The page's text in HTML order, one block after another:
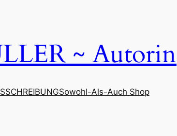
~ Autorin
Sowohl-Als-Auch Shop